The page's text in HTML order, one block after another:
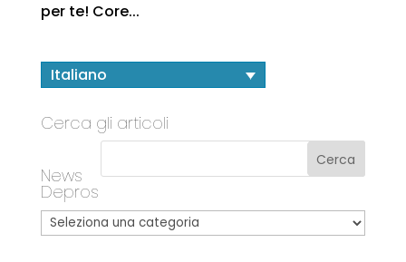
per te! Core...
Italiano
Cerca gli articoli
News
Depros